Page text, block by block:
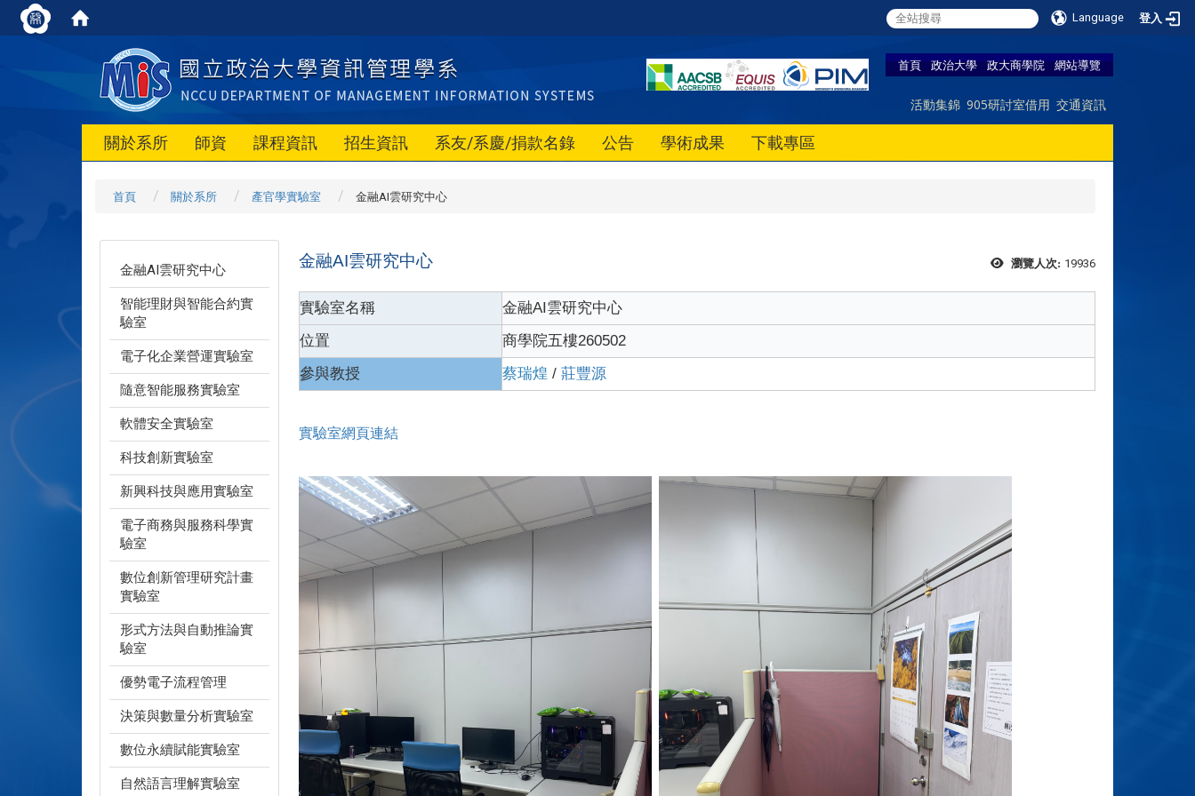
Language 登入
首頁 政治大學 政大商學院 網站導覽
活動集錦 905研討室借用 交通資訊
關於系所 師資 課程資訊 招生資訊 系友/系慶/捐款名錄 公告 學術成果 下載專區
首頁 關於系所 產官學實驗室 金融AI雲研究中心
金融AI雲研究中心
智能理財與智能合約實
驗室
電子化企業營運實驗室
隨意智能服務實驗室
軟體安全實驗室
科技創新實驗室
新興科技與應用實驗室
電子商務與服務科學實
驗室
數位創新管理研究計畫
實驗室
形式方法與自動推論實
驗室
優勢電子流程管理
決策與數量分析實驗室
數位永續賦能實驗室
自然語言理解實驗室
瀏覽人次: 19936
金融AI雲研究中心
實驗室名稱
金融AI雲研究中心
位置
商學院五樓260502
參與教授
蔡瑞煌 / 莊豐源
實驗室網頁連結